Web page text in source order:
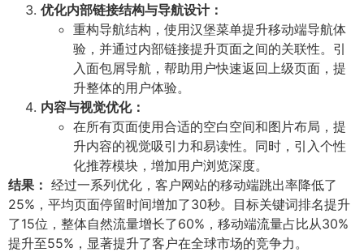
优化内部链接结构与导航设计：
重构导航结构，使用汉堡菜单提升移动端导航体
验，并通过内部链接提升页面之间的关联性。引
入面包屑导航，帮助用户快速返回上级页面，提
升整体的用户体验。
内容与视觉优化：
在所有页面使用合适的空白空间和图片布局，提
升内容的视觉吸引力和易读性。同时，引入个性
化推荐模块，增加用户浏览深度。
结果： 经过一系列优化，客户网站的移动端跳出率降低了
25%，平均页面停留时间增加了30秒。目标关键词排名提升
了15位，整体自然流量增长了60%，移动端流量占比从30%
提升至55%，显著提升了客户在全球市场的竞争力。